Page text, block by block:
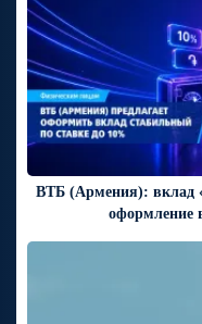
ВТБ (Армения): вклад
оформление